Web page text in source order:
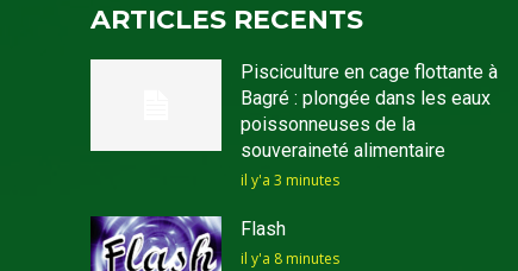
ARTICLES RECENTS
Pisciculture en cage flottante à
Bagré : plongée dans les eaux
poissonneuses de la
souveraineté alimentaire
il y'a 3 minutes
Flash
il y'a 8 minutes